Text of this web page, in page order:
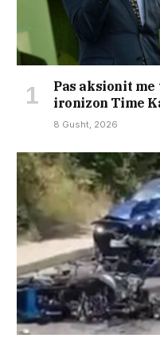
Pas aksionit
ironizon Time
8 Gusht, 2026